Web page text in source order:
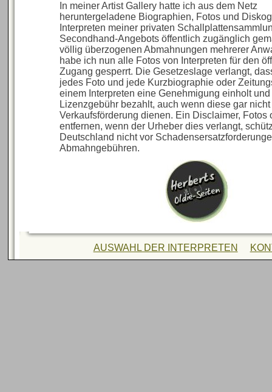
In meiner Artist Gallery hatte ich aus dem Netz
heruntergeladene Biographien, Fotos und
Interpreten meiner privaten
Secondhand-Angebots öffentlich zugänglich
völlig überzogenen Abmahnungen mehrerer
habe ich nun alle Fotos von Interpreten für den
Zugang gesperrt. Die Gesetzeslage verlangt,
jedes Foto und jede Kurzbiographie oder
einem Interpreten eine Genehmigung einholt
Lizenzgebühr bezahlt, auch wenn diese gar nicht
Verkaufsförderung dienen. Ein Disclaimer, Fotos
entfernen, wenn der Urheber dies verlangt,
Deutschland nicht vor
Abmahngebühren.
AUSWAHL DER INTERPRETEN